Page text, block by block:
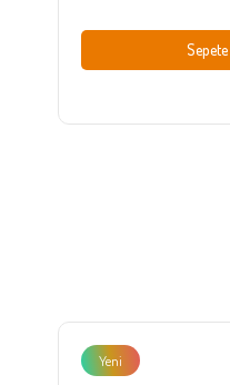
Yeni